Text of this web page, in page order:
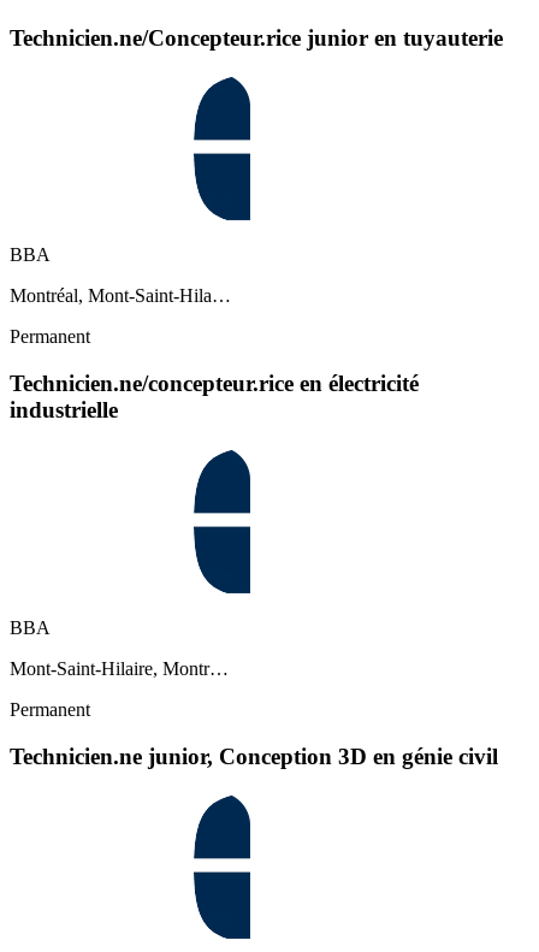
Technicien.ne/Concepteur.rice junior en tuyauterie
BBA
Montréal, Mont-Saint-Hila…
Permanent
Technicien.ne/concepteur.rice en électricité
industrielle
BBA
Mont-Saint-Hilaire, Montr…
Permanent
Technicien.ne junior, Conception 3D en génie civil